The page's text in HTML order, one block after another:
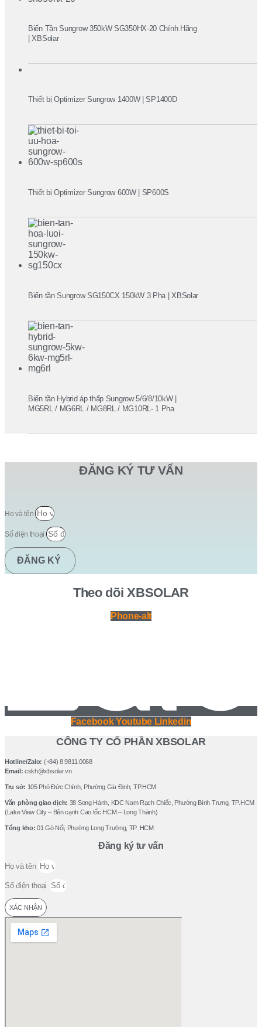
Biến Tần Sungrow 350kW SG350HX-20 Chính Hãng
| XBSolar
Thiết bị Optimizer Sungrow 1400W | SP1400D
Thiết bị Optimizer Sungrow 600W | SP600S
Biến tần Sungrow SG150CX 150kW 3 Pha | XBSolar
Biến tần Hybrid áp thấp Sungrow 5/6/8/10kW |
MG5RL / MG6RL / MG8RL / MG10RL- 1 Pha
ĐĂNG KÝ TƯ VẤN
Họ và tên
Số điện thoại
ĐĂNG KÝ
Theo dõi XBSOLAR
Phone-alt
Facebook Youtube Linkedin
CÔNG TY CỔ PHẦN XBSOLAR
Hotline/Zalo: (+84) 8.9811.0068
Email: cskh@xbsolar.vn
Trụ sở: 105 Phó Ðức Chính, Phường Gia Ðịnh, TP.HCM
Văn phòng giao dịch: 38 Song Hành, KDC Nam Rạch Chiếc, Phường Bình Trưng, TP.HCM
(Lake View City – Bên cạnh Cao tốc HCM – Long Thành)
Tổng kho: 01 Gò Nổi, Phường Long Trường, TP. HCM
Đăng ký tư vấn
Họ và tên
Số điện thoại
XÁC NHẬN